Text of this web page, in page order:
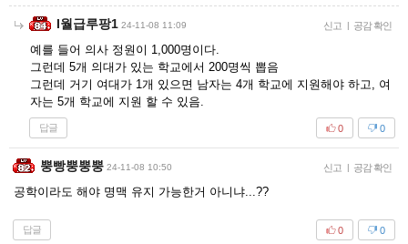
I월급루팡1 24-11-08 11:09 신고 | 공감 확인
예를 들어 의사 정원이 1,000명이다.
그런데 5개 의대가 있는 학교에서 200명씩 뽑음
그런데 거기 여대가 1개 있으면 남자는 4개 학교에 지원해야 하고, 여
자는 5개 학교에 지원 할 수 있음.
답글 0
0
뿡빵뿡뿡뿡 24-11-08 10:50 신고 | 공감 확인
공학이라도 해야 명맥 유지 가능한거 아니냐...??
답글 0
0